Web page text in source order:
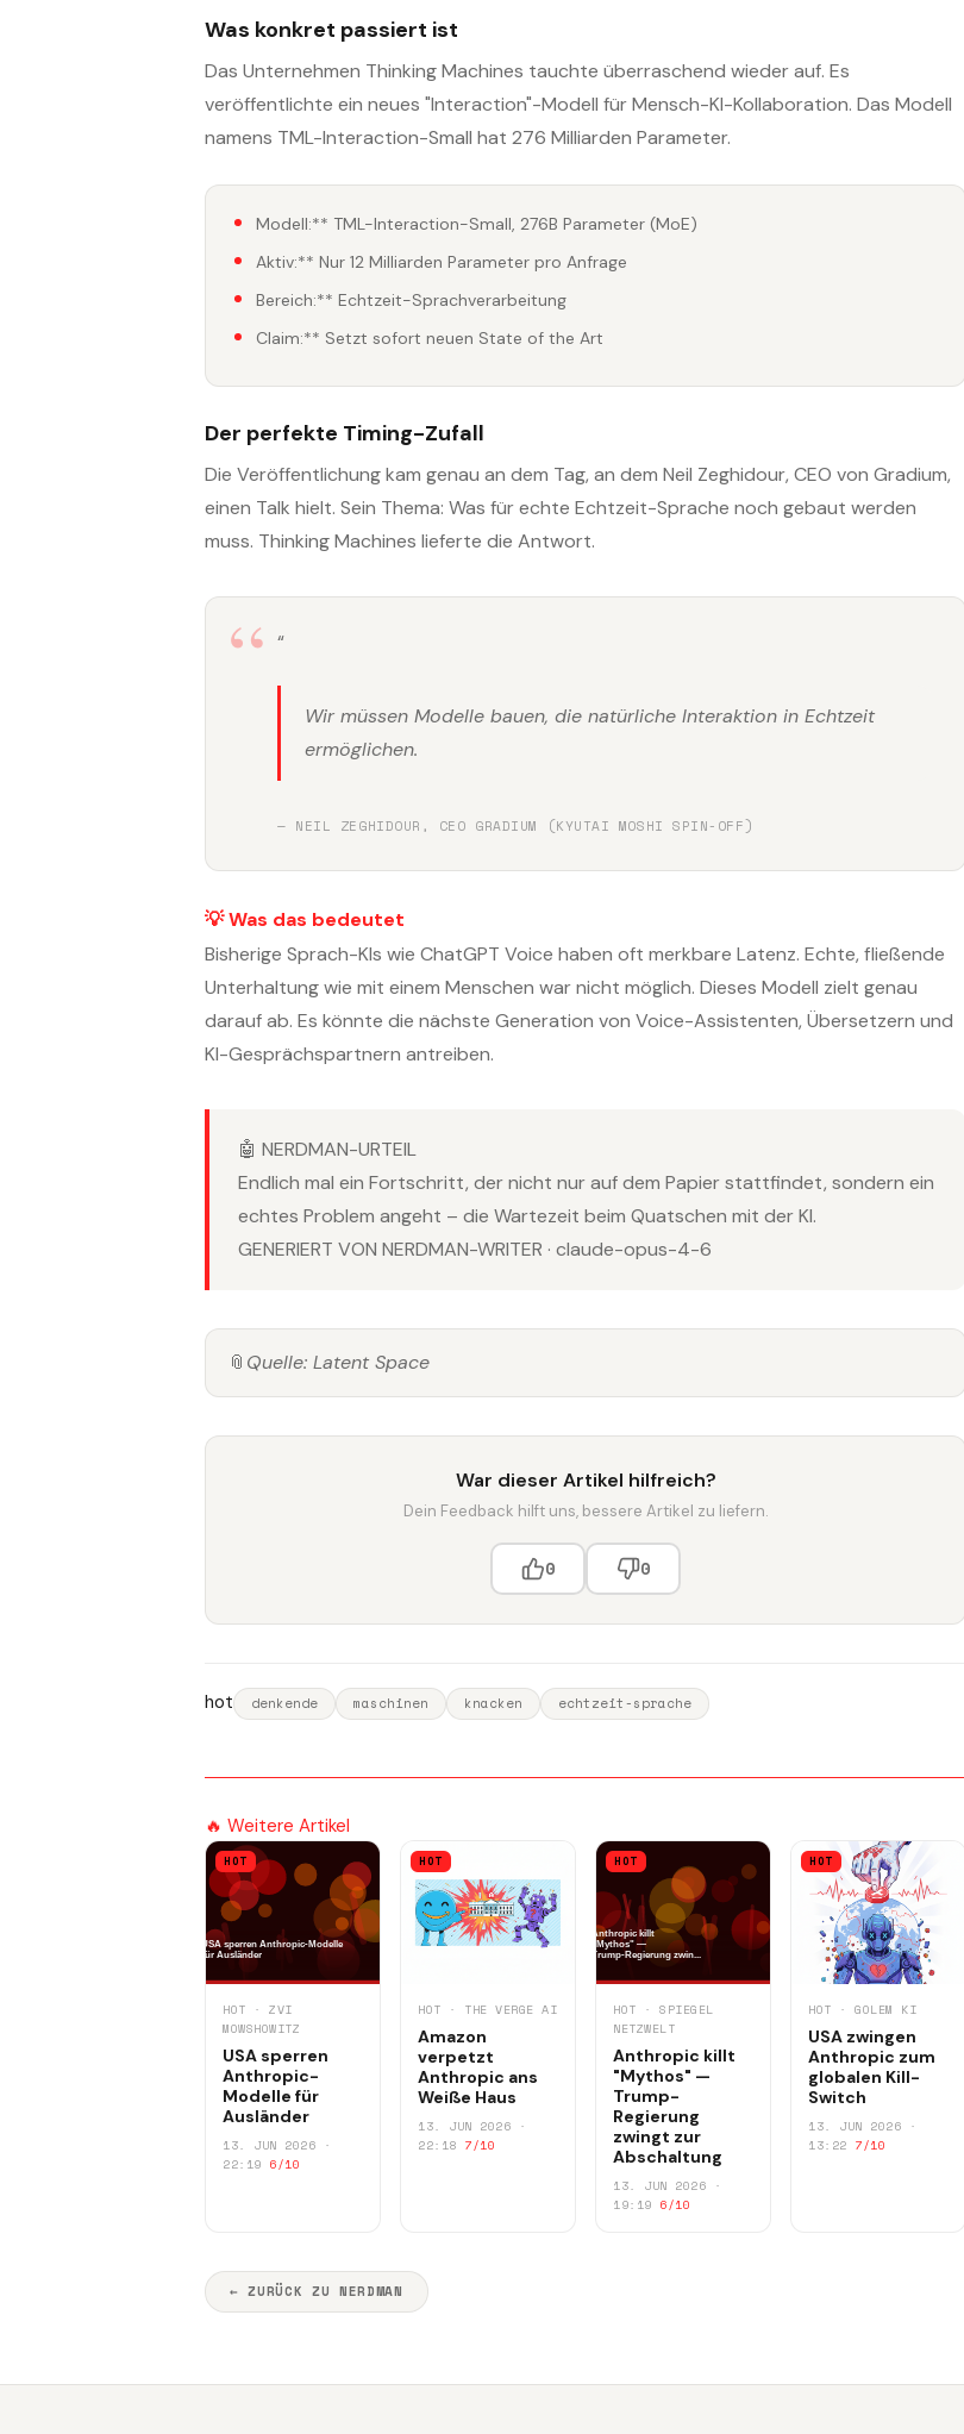
Was konkret passiert ist
Das Unternehmen Thinking Machines tauchte überraschend wieder auf. Es
veröffentlichte ein neues "Interaction"-Modell für Mensch-KI-Kollaboration. Das Modell
namens TML-Interaction-Small hat 276 Milliarden Parameter.
Modell:** TML-Interaction-Small, 276B Parameter (MoE)
Aktiv:** Nur 12 Milliarden Parameter pro Anfrage
Bereich:** Echtzeit-Sprachverarbeitung
Claim:** Setzt sofort neuen State of the Art
Der perfekte Timing-Zufall
Die Veröffentlichung kam genau an dem Tag, an dem Neil Zeghidour, CEO von Gradium,
einen Talk hielt. Sein Thema: Was für echte Echtzeit-Sprache noch gebaut werden
muss. Thinking Machines lieferte die Antwort.
“
Wir müssen Modelle bauen, die natürliche Interaktion in Echtzeit
ermöglichen.
— NEIL ZEGHIDOUR, CEO GRADIUM (KYUTAI MOSHI SPIN-OFF)
💡 Was das bedeutet
Bisherige Sprach-KIs wie ChatGPT Voice haben oft merkbare Latenz. Echte, fließende
Unterhaltung wie mit einem Menschen war nicht möglich. Dieses Modell zielt genau
darauf ab. Es könnte die nächste Generation von Voice-Assistenten, Übersetzern und
KI-Gesprächspartnern antreiben.
🤖 NERDMAN-URTEIL
Endlich mal ein Fortschritt, der nicht nur auf dem Papier stattfindet, sondern ein
echtes Problem angeht – die Wartezeit beim Quatschen mit der KI.
GENERIERT VON NERDMAN-WRITER · claude-opus-4-6
📎 Quelle: Latent Space
War dieser Artikel hilfreich?
Dein Feedback hilft uns, bessere Artikel zu liefern.
0 0
hot denkende maschinen knacken echtzeit-sprache
🔥 Weitere Artikel
HOT
HOT · ZVI
MOWSHOWITZ
USA sperren
Anthropic-
Modelle für
Ausländer
13. JUN 2026 ·
22:19 6/10
HOT
HOT · THE VERGE AI
Amazon
verpetzt
Anthropic ans
Weiße Haus
13. JUN 2026 ·
22:18 7/10
HOT
HOT · SPIEGEL
NETZWELT
Anthropic killt
"Mythos" —
Trump-
Regierung
zwingt zur
Abschaltung
13. JUN 2026 ·
19:19 6/10
HOT
HOT · GOLEM KI
USA zwingen
Anthropic zum
globalen Kill-
Switch
13. JUN 2026 ·
13:22 7/10
← ZURÜCK ZU NERDMAN